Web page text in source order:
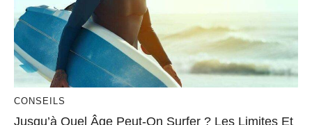
CONSEILS
Jusqu’à Quel Âge Peut-On Surfer ? Les Limites Et